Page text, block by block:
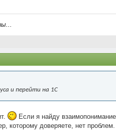
и перейти на 1С
Если я найду
которому доверяете, нет проблем.